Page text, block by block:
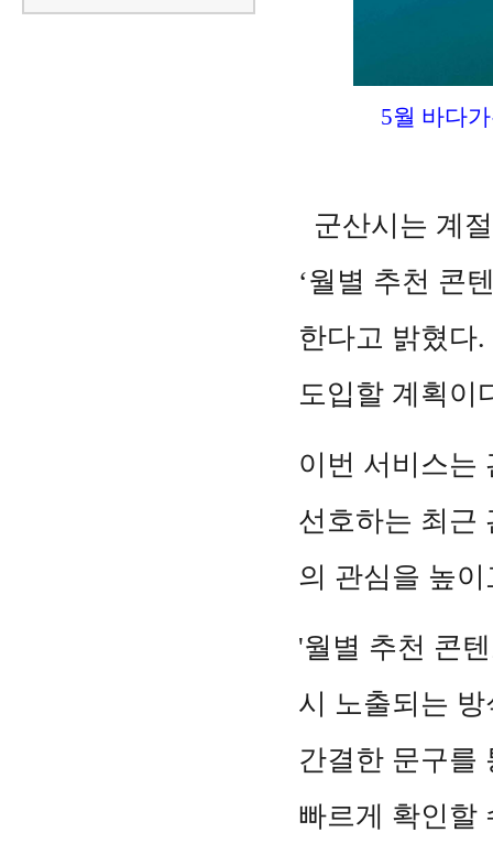
5월 바다
군산시는 계
‘월별 추천 콘
한다고 밝혔다
도입할 계획이
이번 서비스는
선호하는 최근
의 관심을 높
'월별 추천 콘
시 노출되는
간결한 문구를
빠르게 확인할